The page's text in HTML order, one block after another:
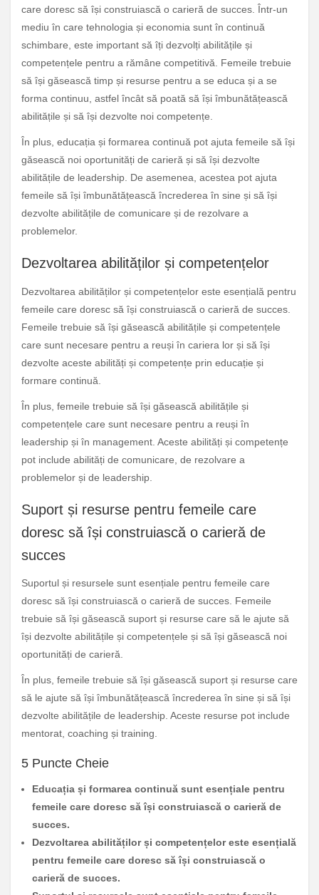
care doresc să își construiască o carieră de succes. Într-un
mediu în care tehnologia și economia sunt în continuă
schimbare, este important să îți dezvolți abilitățile și
competențele pentru a rămâne competitivă. Femeile trebuie
să își găsească timp și resurse pentru a se educa și a se
forma continuu, astfel încât să poată să își îmbunătățească
abilitățile și să își dezvolte noi competențe.
În plus, educația și formarea continuă pot ajuta femeile să își
găsească noi oportunități de carieră și să își dezvolte
abilitățile de leadership. De asemenea, acestea pot ajuta
femeile să își îmbunătățească încrederea în sine și să își
dezvolte abilitățile de comunicare și de rezolvare a
problemelor.
Dezvoltarea abilităților și competențelor
Dezvoltarea abilităților și competențelor este esențială pentru
femeile care doresc să își construiască o carieră de succes.
Femeile trebuie să își găsească abilitățile și competențele
care sunt necesare pentru a reuși în cariera lor și să își
dezvolte aceste abilități și competențe prin educație și
formare continuă.
În plus, femeile trebuie să își găsească abilitățile și
competențele care sunt necesare pentru a reuși în
leadership și în management. Aceste abilități și competențe
pot include abilități de comunicare, de rezolvare a
problemelor și de leadership.
Suport și resurse pentru femeile care
doresc să își construiască o carieră de
succes
Suportul și resursele sunt esențiale pentru femeile care
doresc să își construiască o carieră de succes. Femeile
trebuie să își găsească suport și resurse care să le ajute să
își dezvolte abilitățile și competențele și să își găsească noi
oportunități de carieră.
În plus, femeile trebuie să își găsească suport și resurse care
să le ajute să își îmbunătățească încrederea în sine și să își
dezvolte abilitățile de leadership. Aceste resurse pot include
mentorat, coaching și training.
5 Puncte Cheie
Educația și formarea continuă sunt esențiale pentru
femeile care doresc să își construiască o carieră de
succes.
Dezvoltarea abilităților și competențelor este esențială
pentru femeile care doresc să își construiască o
carieră de succes.